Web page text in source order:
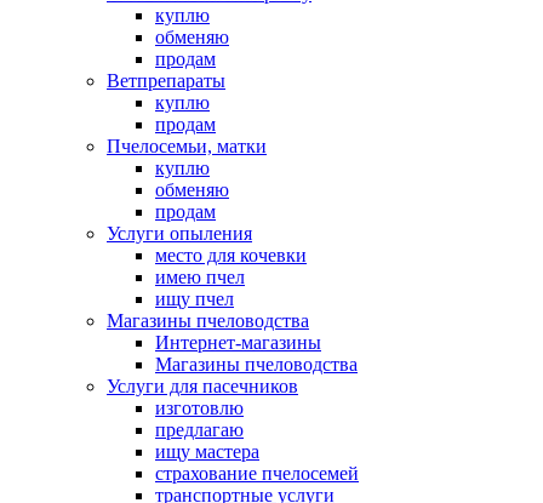
куплю
обменяю
продам
Ветпрепараты
куплю
продам
Пчелосемьи, матки
куплю
обменяю
продам
Услуги опыления
место для кочевки
имею пчел
ищу пчел
Магазины пчеловодства
Интернет-магазины
Магазины пчеловодства
Услуги для пасечников
изготовлю
предлагаю
ищу мастера
страхование пчелосемей
транспортные услуги